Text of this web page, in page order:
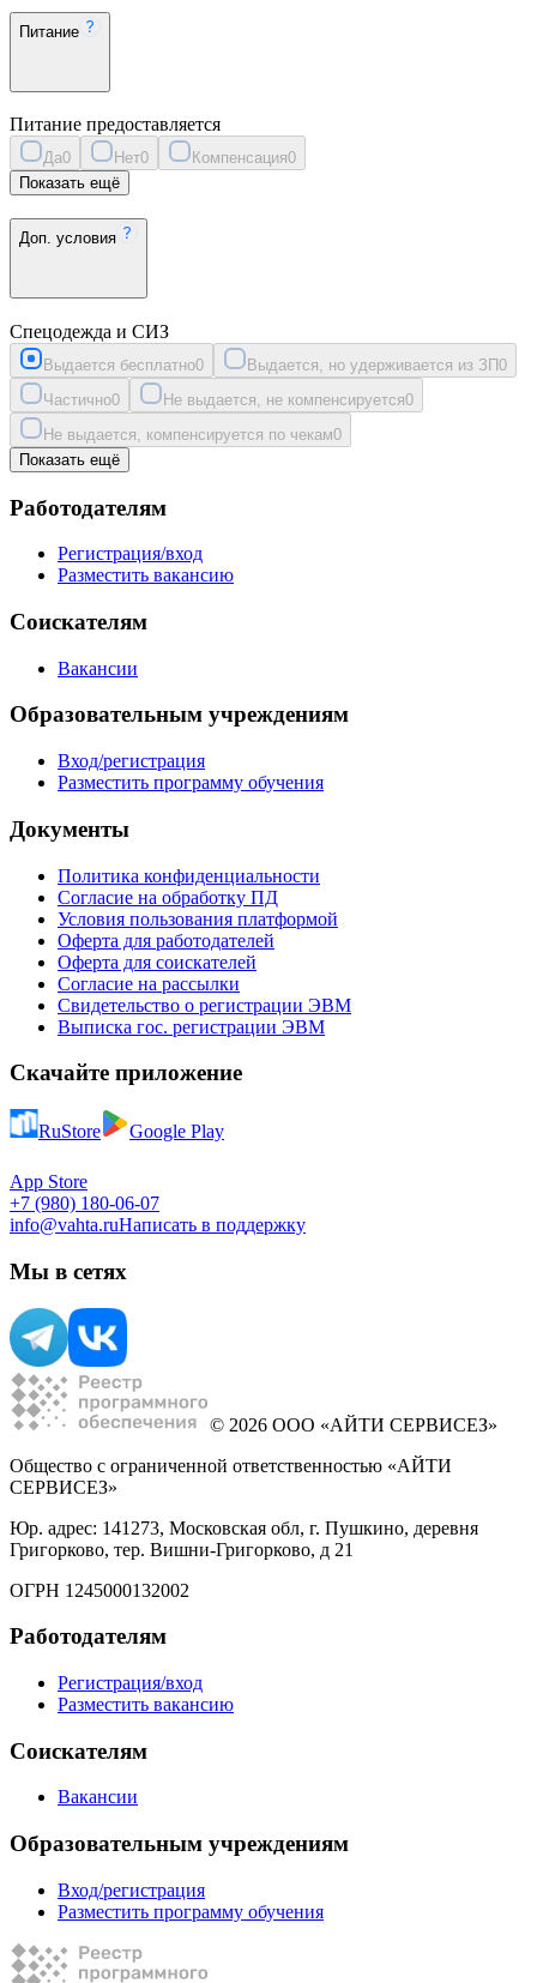
Питание
Питание предоставляется
Да0 Нет0 Компенсация0
Показать ещё
Доп. условия
Спецодежда и СИЗ
Выдается бесплатно0 Выдается, но удерживается из ЗП0
Частично0 Не выдается, не компенсируется0
Не выдается, компенсируется по чекам0
Показать ещё
Работодателям
Регистрация/вход
Разместить вакансию
Соискателям
Вакансии
Образовательным учреждениям
Вход/регистрация
Разместить программу обучения
Документы
Политика конфиденциальности
Согласие на обработку ПД
Условия пользования платформой
Оферта для работодателей
Оферта для соискателей
Согласие на рассылки
Свидетельство о регистрации ЭВМ
Выписка гос. регистрации ЭВМ
Скачайте приложение
RuStore Google Play
App Store
+7 (980) 180-06-07
info@vahta.ruНаписать в поддержку
Мы в сетях
© 2026 ООО «АЙТИ СЕРВИСЕЗ»
Общество с ограниченной ответственностью «АЙТИ
СЕРВИСЕЗ»
Юр. адрес: 141273, Московская обл, г. Пушкино, деревня
Григорково, тер. Вишни-Григорково, д 21
ОГРН 1245000132002
Работодателям
Регистрация/вход
Разместить вакансию
Соискателям
Вакансии
Образовательным учреждениям
Вход/регистрация
Разместить программу обучения